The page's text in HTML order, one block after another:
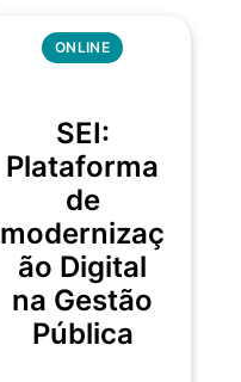
ONLINE
SEI:
Plataforma
de
modernizaç
ão Digital
na Gestão
Pública